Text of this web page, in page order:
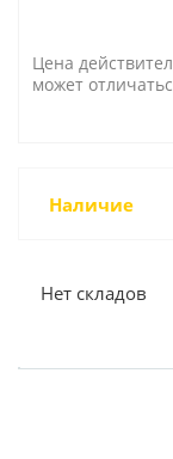
Цена
может
Наличие
Нет складов